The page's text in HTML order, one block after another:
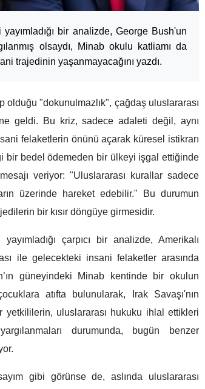
bir analizde, George Bush'un
olsaydı, Minab okulu katliamı da
trajedinin yaşanmayacağını yazdı.
"dokunulmazlık", çağdaş uluslararası
geldi. Bu kriz, sadece adaleti değil, aynı
felaketlerin önünü açarak küresel istikrarı
bir bedel ödemeden bir ülkeyi işgal ettiğinde
veriyor: "Uluslararası kurallar sadece
üzerinde hareket edebilir." Bu durumun
bir kısır döngüye girmesidir.
çarpıcı bir analizde, Amerikalı
ile gelecekteki insani felaketler arasında
güneyindeki Minab kentinde bir okulun
atıfta bulunularak, Irak Savaşı'nın
uluslararası hukuku ihlal ettikleri
durumunda, bugün benzer
gibi görünse de, aslında uluslararası